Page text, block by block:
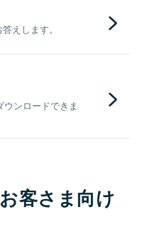
えします。
ンロードできま
客さま向け